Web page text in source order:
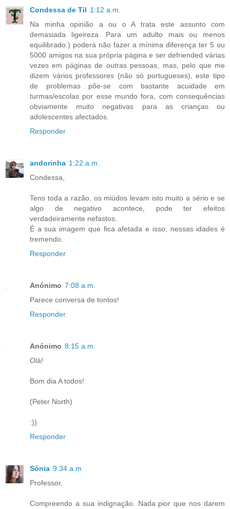
Condessa de Til 1:12 a.m.
Na minha opinião a ou o A trata este assunto com
demasiada ligeireza. Para um adulto mais ou menos
equilibrado:) poderá não fazer a mínima diferença ter 5 ou
5000 amigos na sua própria página e ser defriended várias
vezes em páginas de outras pessoas, mas, pelo que me
dizem vários professores (não só portugueses), este tipo
de problemas põe-se com bastante acuidade em
turmas/escolas por esse mundo fora, com consequências
obviamente muito negativas para as crianças ou
adolescentes afectados.
Responder
andorinha 1:22 a.m.
Condessa,
Tens toda a razão, os miúdos levam isto muito a sério e se
algo de negativo acontece, pode ter efeitos
verdadeiramente nefastos.
É a sua imagem que fica afetada e isso, nessas idades é
tremendo.
Responder
Anónimo 7:08 a.m.
Parece conversa de tontos!
Responder
Anónimo 8:15 a.m.
Olá!
Bom dia A todos!
(Peter North)
:))
Responder
Sónia 9:34 a.m.
Professor,
Compreendo a sua indignação. Nada pior que nos darem